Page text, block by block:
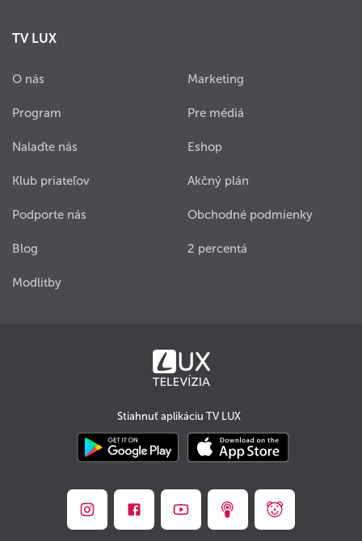
TV LUX
O nás
Program
Nalaďte nás
Klub priateľov
Podporte nás
Blog
Modlitby
Marketing
Pre médiá
Eshop
Akčný plán
Obchodné podmienky
2 percentá
Stiahnuť aplikáciu TV LUX